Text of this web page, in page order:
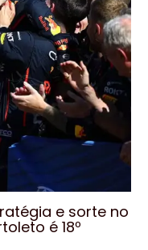
e sorte no
é 18º